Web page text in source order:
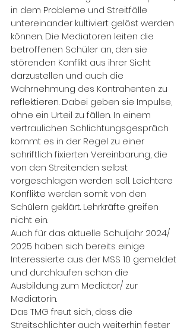
in dem Probleme und Streitfälle
untereinander kultiviert gelöst werden
können. Die Mediatoren leiten die
betroffenen Schüler an, den sie
störenden Konflikt aus ihrer Sicht
darzustellen und auch die
Wahrnehmung des Kontrahenten zu
reflektieren. Dabei geben sie Impulse,
ohne ein Urteil zu fällen. In einem
vertraulichen Schlichtungsgespräch
kommt es in der Regel zu einer
schriftlich fixierten Vereinbarung, die
von den Streitenden selbst
vorgeschlagen werden soll. Leichtere
Konflikte werden somit von den
Schülern geklärt. Lehrkräfte greifen
nicht ein.
Auch für das aktuelle Schuljahr 2024/
2025 haben sich bereits einige
Interessierte aus der MSS 10 gemeldet
und durchlaufen schon die
Ausbildung zum Mediator/ zur
Mediatorin.
Das TMG freut sich, dass die
Streitschlichter auch weiterhin fester